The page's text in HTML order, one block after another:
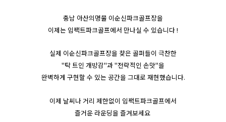
충남 아산의명물 이순신파크골프장을
이제는 임팩트파크골프에서 만나실 수 있습니다 !
실제 이순신파크골프장을 찾은 골퍼들이 극찬한
"탁 트인 개방감"과 "전략적인 손맛"을
완벽하게 구현할 수 있는 공간을 그대로 재현했습니다.
이제 날씨나 거리 제한없이 임팩트파크골프에서
즐거운 라운딩을 즐겨보세요